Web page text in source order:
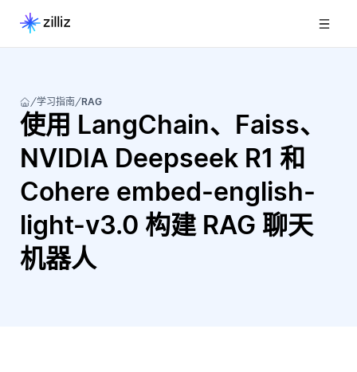
学习指南 RAG
使用 LangChain、Faiss、
NVIDIA Deepseek R1 和
Cohere embed-english-
light-v3.0 构建 RAG 聊天
机器人